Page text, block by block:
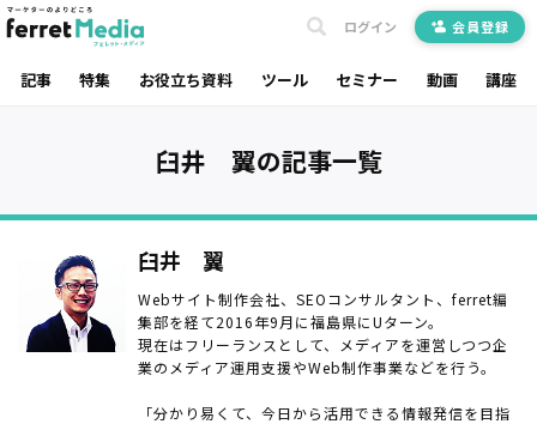
記事 特集 お役立ち資料 ツール セミナー 動画 講座
ログイン 会員登録
臼井 翼の記事一覧
臼井 翼
Webサイト制作会社、SEOコンサルタント、ferret編
集部を経て2016年9月に福島県にUターン。
現在はフリーランスとして、メディアを運営しつつ企
業のメディア運用支援やWeb制作事業などを行う。
「分かり易くて、今日から活用できる情報発信を目指